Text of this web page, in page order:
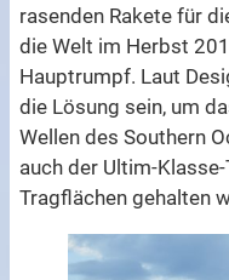
rasenden Rakete für
die Welt im Herbst
Hauptrumpf. Laut
die Lösung sein, um
Wellen des Southern
auch der Ultim-
Tragflächen gehalten